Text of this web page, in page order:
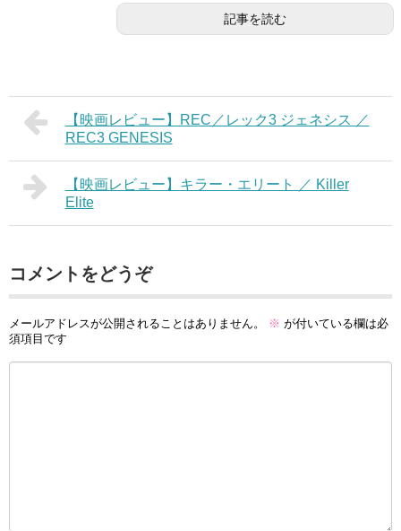
記事を読む
【映画レビュー】REC／レック3 ジェネシス ／
REC3 GENESIS
【映画レビュー】キラー・エリート ／ Killer
Elite
コメントをどうぞ
メールアドレスが公開されることはありません。 ※ が付いている欄は必
須項目です